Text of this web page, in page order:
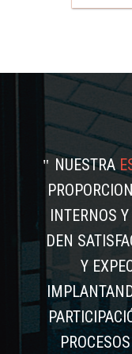
NUESTRA
INTERNOS
DEN
Y